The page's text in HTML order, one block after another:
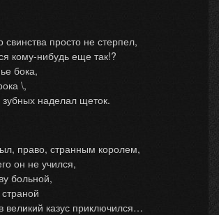
просто не стерпел,
кому-нибудь еще так!?
бока,
\,
наделал щеток.
право, странным королем,
он не учился,
больной,
великий казус приключился…